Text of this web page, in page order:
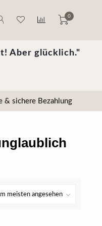
0
Aber glücklich."
& sichere Bezahlung